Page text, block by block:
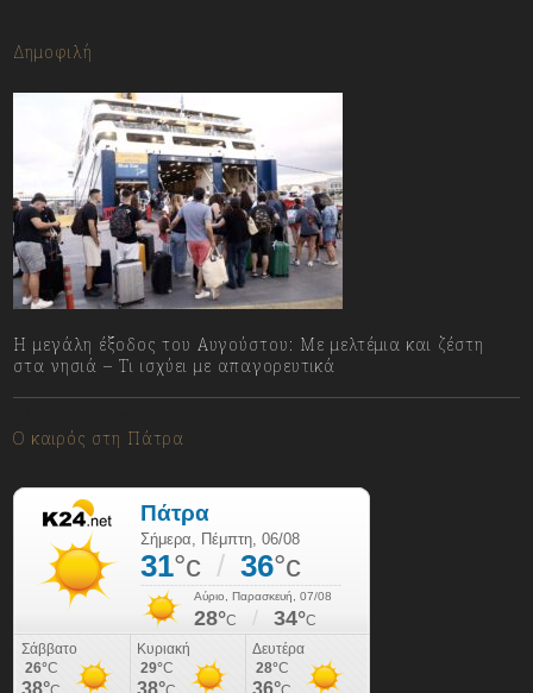
Δημοφιλή
Η μεγάλη έξοδος του Αυγούστου: Με μελτέμια και ζέστη
στα νησιά – Τι ισχύει με απαγορευτικά
Ο καιρός στη Πάτρα